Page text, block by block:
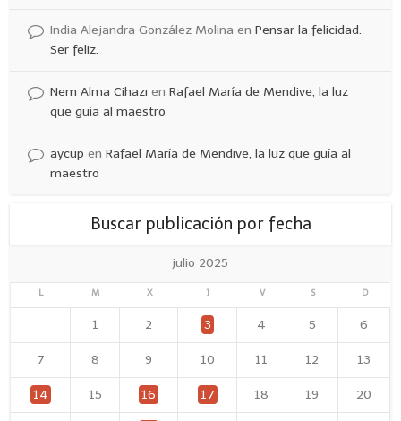
India Alejandra González Molina enPensar la felicidad.
Ser feliz.
Nem Alma Cihazı enRafael María de Mendive, la luz
que guía al maestro
aycup enRafael María de Mendive, la luz que guía al
maestro
Buscar publicación por fecha
julio 2025
L M X J V S D
1 2 3 4 5 6
7 8 9 10 11 12 13
14 15 16 17 18 19 20